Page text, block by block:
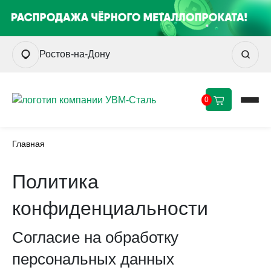
Ростов-на-Дону
0
Главная
Политика
конфиденциальности
Согласие на обработку
персональных данных